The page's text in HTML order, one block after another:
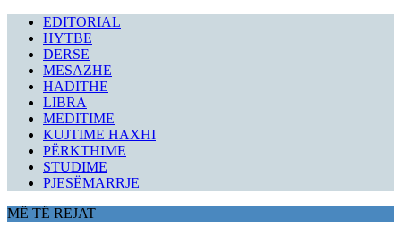
EDITORIAL
HYTBE
DERSE
MESAZHE
HADITHE
LIBRA
MEDITIME
KUJTIME HAXHI
PËRKTHIME
STUDIME
PJESËMARRJE
MË TË REJAT